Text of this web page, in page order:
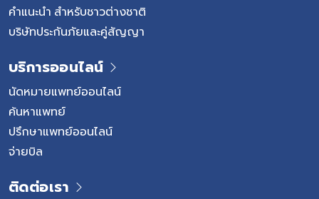
คำแนะนำ สำหรับชาวต่างชาติ
บริษัทประกันภัยและคู่สัญญา
บริการออนไลน์
นัดหมายแพทย์ออนไลน์
ค้นหาแพทย์
ปรึกษาแพทย์ออนไลน์
จ่ายบิล
ติดต่อเรา